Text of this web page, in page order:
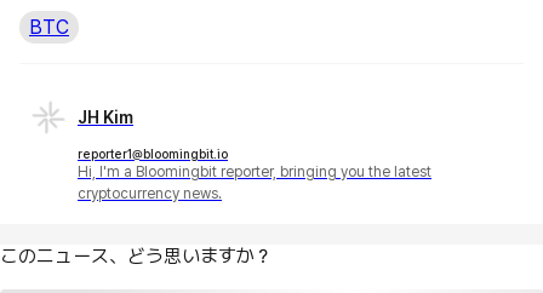
BTC
JH Kim
reporter1@bloomingbit.io
Hi, I'm a Bloomingbit reporter, bringing you the latest
cryptocurrency news.
このニュース、どう思いますか？